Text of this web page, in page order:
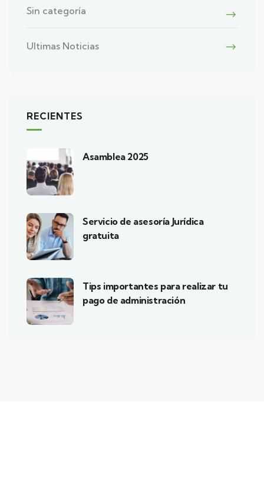
Sin categoría
Ultimas Noticias
RECIENTES
Asamblea 2025
Servicio de asesoría Jurídica
gratuita
Tips importantes para realizar tu
pago de administración